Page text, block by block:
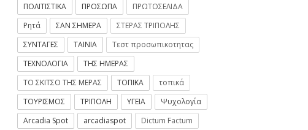
Νίκας “H Περιφέρεια συνδράμει
τον ιδιωτικό τομέα,
Επιχειρηματικό – Οικονομικό
Δελτίο Επιμελητηρίου Αρκαδίας
ΠΟΛΙΤΙΣΤΙΚΑ
ΠΡΟΣΩΠΑ
ΠΡΩΤΟΣΕΛΙΔΑ
Ρητά
ΣΑΝ ΣΗΜΕΡΑ
ΣΤΕΡΑΣ ΤΡΙΠΟΛΗΣ
ΣΥΝΤΑΓΕΣ
ΤΑΙΝΙΑ
Τεστ προσωπικοτητας
ΤΕΧΝΟΛΟΓΙΑ
ΤΗΣ ΗΜΕΡΑΣ
ΤΟ ΣΚΙΤΣΟ ΤΗΣ ΜΕΡΑΣ
ΤΟΠΙΚΑ
τοπικά
ΤΟΥΡΙΣΜΟΣ
ΤΡΙΠΟΛΗ ΥΓΕΙΑ
Ψυχολογία
Arcadia Spot
arcadiaspot
Dictum Factum